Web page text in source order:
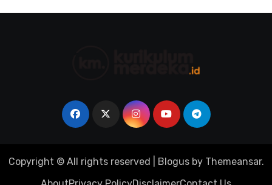
Copyright © All rights reserved Blogusby Themeansar.